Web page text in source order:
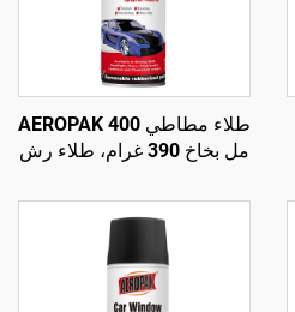
طلاء مطاطي AEROPAK 400
مل بخاخ 390 غرام، طلاء رش